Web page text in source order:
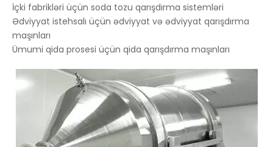
İçki fabrikləri üçün soda tozu qarışdırma sistemləri
Ədviyyat istehsalı üçün ədviyyat və ədviyyat qarışdırma
maşınları
Ümumi qida prosesi üçün qida qarışdırma maşınları